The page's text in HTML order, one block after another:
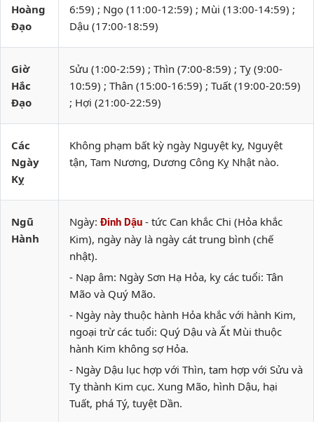
Hoàng
Đạo
6:59) ; Ngọ (11:00-12:59) ; Mùi (13:00-14:59) ;
Dậu (17:00-18:59)
Giờ
Hắc
Đạo
Sửu (1:00-2:59) ; Thìn (7:00-8:59) ; Tỵ (9:00-
10:59) ; Thân (15:00-16:59) ; Tuất (19:00-20:59)
; Hợi (21:00-22:59)
Các
Ngày
Kỵ
Không phạm bất kỳ ngày Nguyệt kỵ, Nguyệt
tận, Tam Nương, Dương Công Kỵ Nhật nào.
Ngũ
Hành
Ngày:Đinh Dậu - tức Can khắc Chi (Hỏa khắc
Kim), ngày này là ngày cát trung bình (chế
nhật).
- Nạp âm: Ngày Sơn Hạ Hỏa, kỵ các tuổi: Tân
Mão và Quý Mão.
- Ngày này thuộc hành Hỏa khắc với hành Kim,
ngoại trừ các tuổi: Quý Dậu và Ất Mùi thuộc
hành Kim không sợ Hỏa.
- Ngày Dậu lục hợp với Thìn, tam hợp với Sửu và
Tỵ thành Kim cục. Xung Mão, hình Dậu, hại
Tuất, phá Tý, tuyệt Dần.